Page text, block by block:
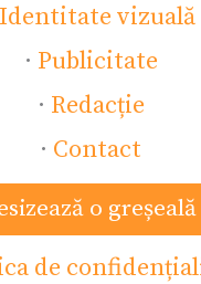
Identitate vizuală
· Publicitate
· Redacție
· Contact
o greșeală
de